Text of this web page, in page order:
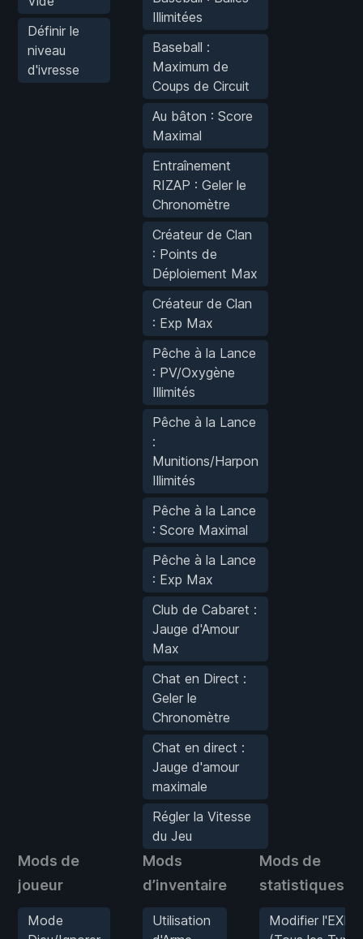
Définir le
niveau
d'ivresse
Illimitées
Baseball :
Maximum de
Coups de Circuit
Au bâton : Score
Maximal
Entraînement
RIZAP : Geler le
Chronomètre
Créateur de Clan
: Points de
Déploiement Max
Créateur de Clan
: Exp Max
Pêche à la Lance
: PV/Oxygène
Illimités
Pêche à la Lance
:
Munitions/Harpon
Illimités
Pêche à la Lance
: Score Maximal
Pêche à la Lance
: Exp Max
Club de Cabaret :
Jauge d'Amour
Max
Chat en Direct :
Geler le
Chronomètre
Chat en direct :
Jauge d'amour
maximale
Régler la Vitesse
du Jeu
Mods de
joueur
Mode
Mods
d’inventaire
Utilisation
Mods de
statistiques
Modifier l'EXP